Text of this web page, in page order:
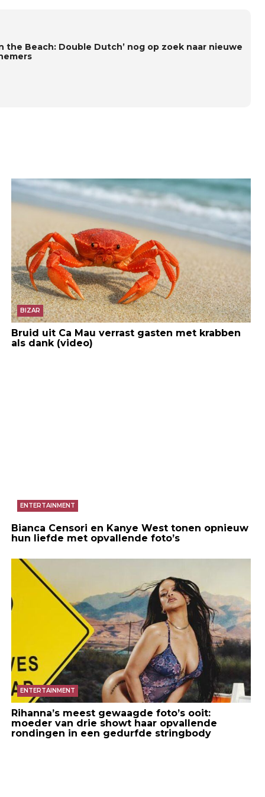
the Beach: Double Dutch’ nog op zoek naar nieuwe
BIZAR
Bruid uit Ca Mau verrast gasten met krabben
als dank (video)
ENTERTAINMENT
Bianca Censori en Kanye West tonen opnieuw
hun liefde met opvallende foto’s
ENTERTAINMENT
Rihanna’s meest gewaagde foto’s ooit:
moeder van drie showt haar opvallende
rondingen in een gedurfde stringbody